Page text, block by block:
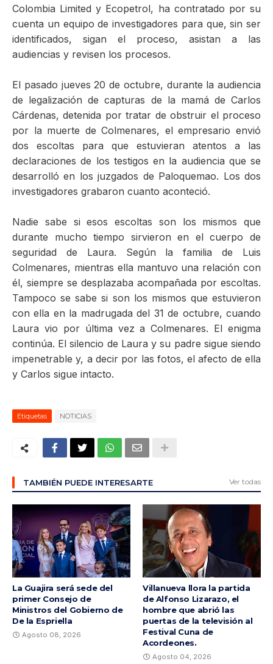
Colombia Limited y Ecopetrol, ha contratado por su
cuenta un equipo de investigadores para que, sin ser
identificados, sigan el proceso, asistan a las
audiencias y revisen los procesos.
El pasado jueves 20 de octubre, durante la audiencia
de legalización de capturas de la mamá de Carlos
Cárdenas, detenida por tratar de obstruir el proceso
por la muerte de Colmenares, el empresario envió
dos escoltas para que estuvieran atentos a las
declaraciones de los testigos en la audiencia que se
desarrolló en los juzgados de Paloquemao. Los dos
investigadores grabaron cuanto aconteció.
Nadie sabe si esos escoltas son los mismos que
durante mucho tiempo sirvieron en el cuerpo de
seguridad de Laura. Según la familia de Luis
Colmenares, mientras ella mantuvo una relación con
él, siempre se desplazaba acompañada por escoltas.
Tampoco se sabe si son los mismos que estuvieron
con ella en la madrugada del 31 de octubre, cuando
Laura vio por última vez a Colmenares. El enigma
continúa. El silencio de Laura y su padre sigue siendo
impenetrable y, a decir por las fotos, el afecto de ella
y Carlos sigue intacto.
Etiquetas NOTICIAS
TAMBIÉN PUEDE INTERESARTE Ver todas
La Guajira será sede del
primer Consejo de
Ministros del Gobierno de
De la Espriella
Agosto 08, 2026
Villanueva llora la partida
de Alfonso Lizarazo, el
hombre que abrió las
puertas de la televisión al
Festival Cuna de
Acordeones.
Agosto 04, 2026